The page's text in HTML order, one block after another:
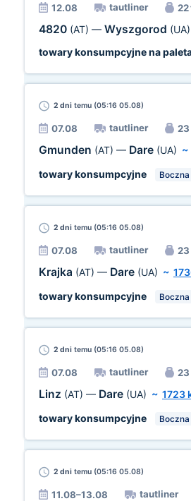
12.08 tautliner 22
4820 (AT) — Wyszgorod (UA)
towary konsumpcyjne na
2 dni temu (05:16 05.08)
07.08 tautliner 23
Gmunden (AT) — Dare (UA) ~
towary konsumpcyjne
Boczna
2 dni temu (05:16 05.08)
07.08 tautliner 23
Krajka (AT) — Dare (UA) ~
towary konsumpcyjne
Boczna
2 dni temu (05:16 05.08)
07.08 tautliner 23
Linz (AT) — Dare (UA) ~ 1723
towary konsumpcyjne
Boczna
2 dni temu (05:16 05.08)
11.08–13.08 tautliner